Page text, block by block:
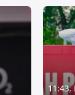
11:43,